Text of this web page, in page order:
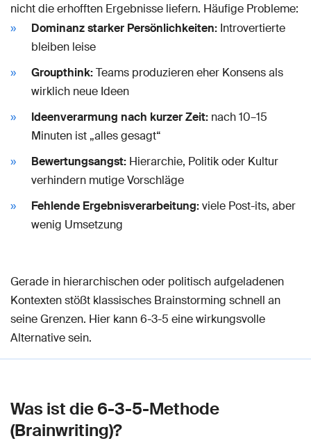
nicht die erhofften Ergebnisse liefern. Häufige Probleme:
Dominanz starker Persönlichkeiten: Introvertierte
bleiben leise
Groupthink:Teams produzieren eher Konsens als
wirklich neue Ideen
Ideenverarmung nach kurzer Zeit: nach 10–15
Minuten ist „alles gesagt“
Bewertungsangst: Hierarchie, Politik oder Kultur
verhindern mutige Vorschläge
Fehlende Ergebnisverarbeitung:viele Post-its, aber
wenig Umsetzung
Gerade in hierarchischen oder politisch aufgeladenen
Kontexten stößt klassisches Brainstorming schnell an
seine Grenzen. Hier kann 6-3-5 eine wirkungsvolle
Alternative sein.
Was ist die 6-3-5-Methode
(Brainwriting)?